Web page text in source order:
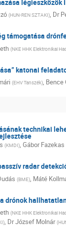
(HUN-REN SZTAKI), Dr
támogatása
(NKE HHK Elektronikai
katonai
(EHV Tanszék), Bence
technikai
(KMDI),Gábor Fazekas
radar
(BME), Máté
drónok
(NKE HHK Elektronikai
), DrJózsef Molnár (